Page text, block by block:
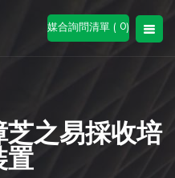
媒合詢問清單 ( 0)
之易採收培
置